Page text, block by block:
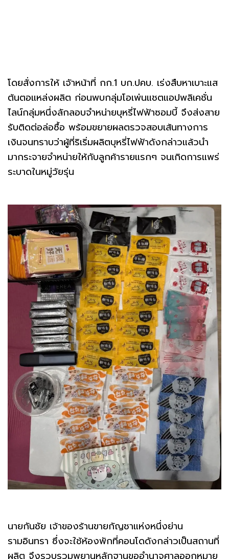
โดยสั่งการให้ เจัาหน้าที่ กก.1 บก.ปคบ. เร่งสืบหาเบาะแส
ต้นตอแหล่งผลิต ก่อนพบกลุ่มโอเพ่นแชตแอปพลิเคชั่น
ไลน์กลุ่มหนึ่งลักลอบจำหน่ายบุหรี่ไฟฟ้าซอมบี้ จึงส่งสาย
รับติดต่อล่อซื้อ พร้อมขยายผลตรวจสอบเส้นทางการ
เงินจนทราบว่าผู้ที่ริเริ่มผลิตบุหรี่ไฟฟ้าดังกล่าวแล้วนำ
มากระจายจำหน่ายให้กับลูกค้ารายแรกๆ จนเกิดการแพร่
ระบาดในหมู่วัยรุ่น
นายกันชัย เจ้าของร้านขายกัญชาแห่งหนึ่งย่าน
รามอินทรา ซึ่งจะใช้ห้องพักที่คอนโดดังกล่าวเป็นสถานที่
ผลิต จึงรวบรวมพยานหลักฐานขออำนาจศาลออกหมาย